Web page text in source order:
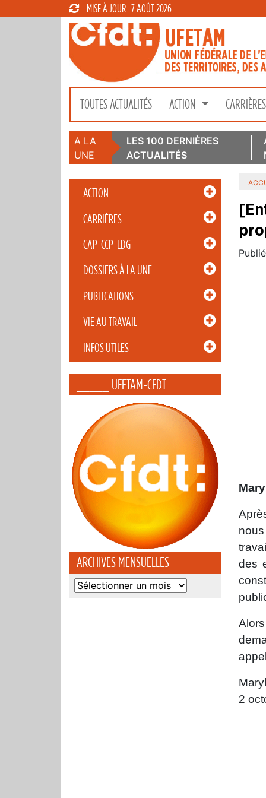
MISE À JOUR : 7 AOÛT 2026
TOUTES ACTUALITÉS ACTION CARRIÈRES
A LA
UNE
LES 100 DERNIÈRES
ACTUALITÉS
ACTION
CARRIÈRES
CAP-CCP-LDG
DOSSIERS À LA UNE
PUBLICATIONS
VIE AU TRAVAIL
INFOS UTILES
_____ UFETAM-CFDT
ARCHIVES MENSUELLES
Archives
des
2